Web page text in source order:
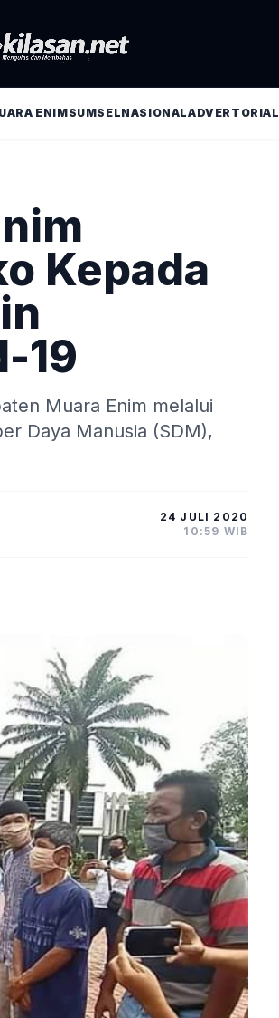
ENIMSUMSELNASIONALADVERTORIAL
Kepada
19
Muara Enim melalui
Daya Manusia (SDM),
24 JULI 2020
10:59 WIB